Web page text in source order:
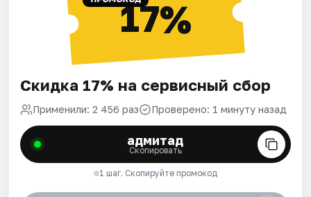
17%
Скидка 17% на сервисный сбор
Применили: 2 456 раз Проверено: 1 минуту назад
адмитад
Скопировать
1 шаг. Скопируйте промокод